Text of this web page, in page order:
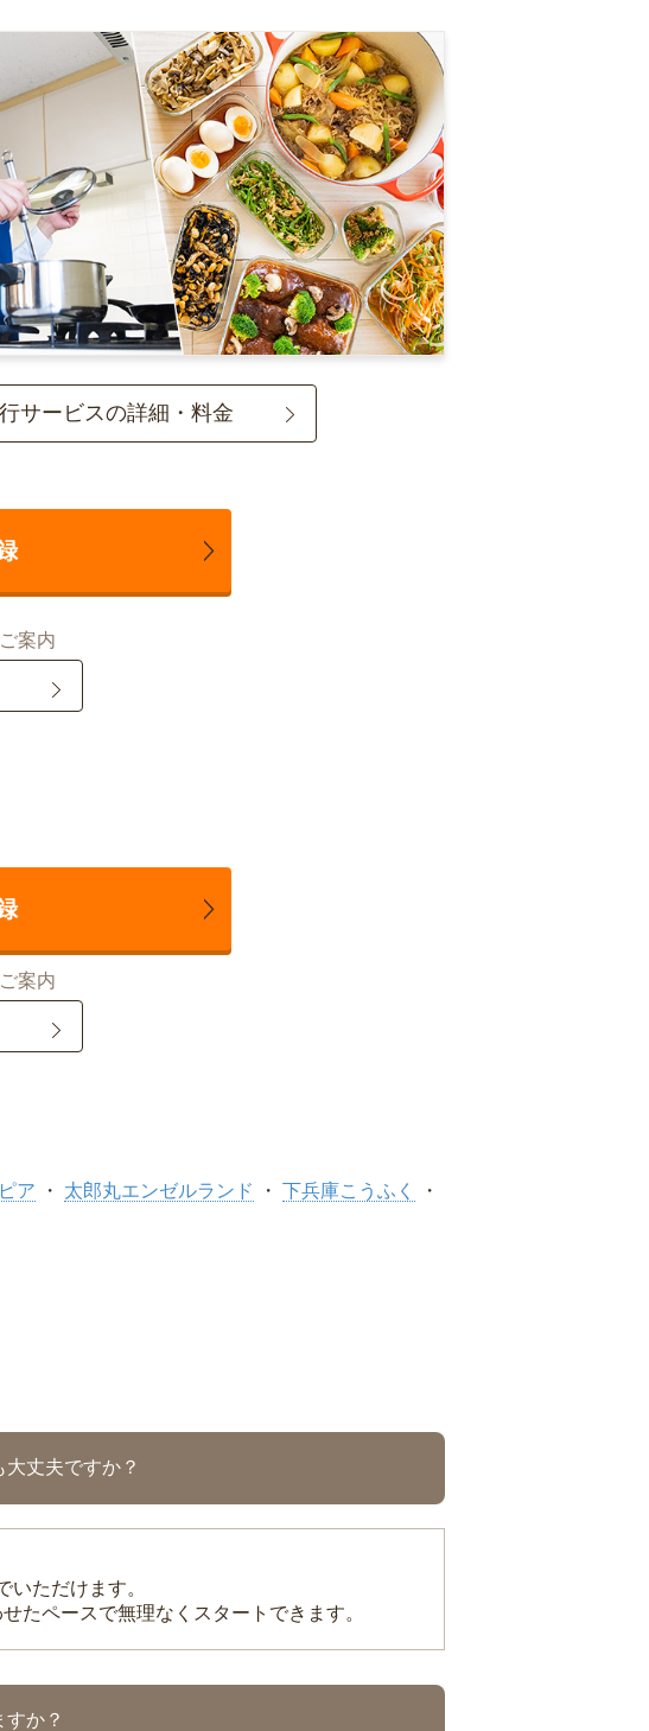
サービスの詳細・料金
案内
案内
ア 太郎丸エンゼルランド
下兵庫こうふく
丈夫ですか？
ただけます。
たペースで無理なくスタートできます。
か？